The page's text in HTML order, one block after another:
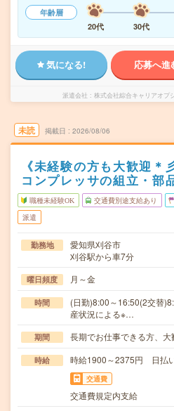
年齢層
20代
30代
気になる! 応募へ進
派遣会社 株式会社綜合キャリアオプ
未読 掲載日 2026/08/06
《未経験の方も大歓迎＊
コンプレッサの組立・部
職種未経験OK 交通費別途支給あり
派遣
勤務地
愛知県刈谷市
刈谷駅から車7分
曜日頻度 月～金
時間
(日勤)8:00～16:50(2交替
産状況による※…
期間 長期でお仕事できる方、大
時給 時給1900～2375円 日払
交通費
交通費規定内支給